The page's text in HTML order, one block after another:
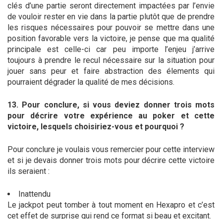
clés d’une partie seront directement impactées par l’envie
de vouloir rester en vie dans la partie plutôt que de prendre
les risques nécessaires pour pouvoir se mettre dans une
position favorable vers la victoire, je pense que ma qualité
principale est celle-ci car peu importe l’enjeu j’arrive
toujours à prendre le recul nécessaire sur la situation pour
jouer sans peur et faire abstraction des élements qui
pourraient dégrader la qualité de mes décisions.
13. Pour conclure, si vous deviez donner trois mots
pour décrire votre expérience au poker et cette
victoire, lesquels choisiriez-vous et pourquoi ?
Pour conclure je voulais vous remercier pour cette interview
et si je devais donner trois mots pour décrire cette victoire
ils seraient :
Inattendu
Le jackpot peut tomber à tout moment en Hexapro et c’est
cet effet de surprise qui rend ce format si beau et excitant.